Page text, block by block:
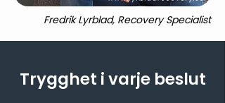
Fredrik Lyrblad, Recovery Specialist
Trygghet i varje beslut